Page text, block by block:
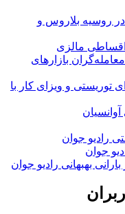
روسیه بلاروس و
اقساطی مالزی
بازارهای
توریستی و ویزای کار با
رادیو جوان
جوان
بهبهانی رادیو جوان